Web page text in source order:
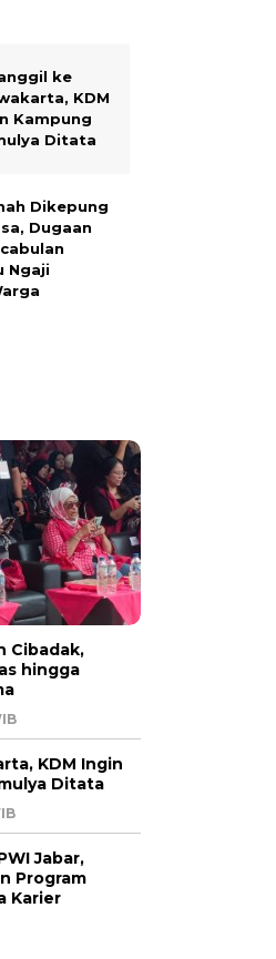
ke
KDM
Kampung
Ditata
Dikepung
Dugaan
Ngaji
Cibadak,
hingga
KDM Ingin
Ditata
Jabar,
Program
Karier